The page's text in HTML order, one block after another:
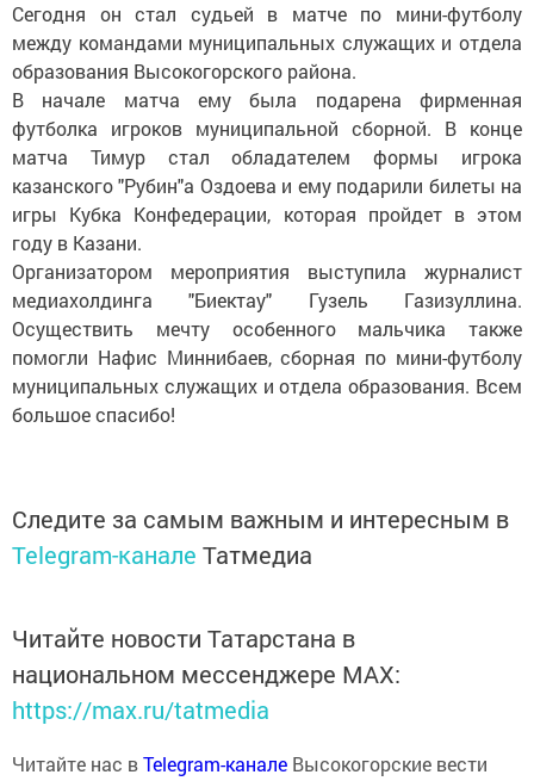
Сегодня он стал судьей в матче по мини-футболу
между командами муниципальных служащих и отдела
образования Высокогорского района.
В начале матча ему была подарена фирменная
футболка игроков муниципальной сборной. В конце
матча Тимур стал обладателем формы игрока
казанского "Рубин"а Оздоева и ему подарили билеты на
игры Кубка Конфедерации, которая пройдет в этом
году в Казани.
Организатором мероприятия выступила журналист
медиахолдинга "Биектау" Гузель Газизуллина.
Осуществить мечту особенного мальчика также
помогли Нафис Миннибаев, сборная по мини-футболу
муниципальных служащих и отдела образования. Всем
большое спасибо!
Следите за самым важным и интересным в
Telegram-канале Татмедиа
Читайте новости Татарстана в
национальном мессенджере MАХ:
https://max.ru/tatmedia
Читайте нас вTelegram-канале Высокогорские вести